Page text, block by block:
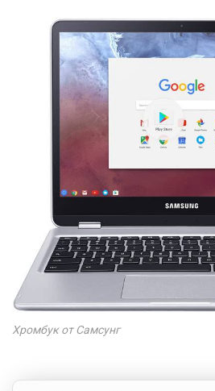
Хромбук от Самсунг